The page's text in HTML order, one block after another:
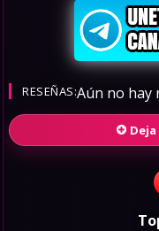
RESEÑAS:
Deja
Aún no hay